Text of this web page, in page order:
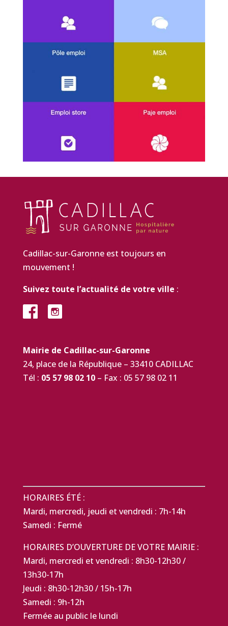
Cadillac-sur-Garonne est toujours en
mouvement !
Suivez toute l’actualité de votre ville :
Mairie de Cadillac-sur-Garonne
24, place de la République – 33410 CADILLAC
Tél : 05 57 98 02 10– Fax : 05 57 98 02 11
HORAIRES ÉTÉ :
Mardi, mercredi, jeudi et vendredi : 7h-14h
Samedi : Fermé
HORAIRES D’OUVERTURE DE VOTRE MAIRIE :
Mardi, mercredi et vendredi : 8h30-12h30 /
13h30-17h
Jeudi : 8h30-12h30 / 15h-17h
Samedi : 9h-12h
Fermée au public le lundi